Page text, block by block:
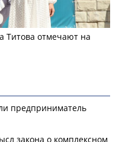
Титова отмечают на
предприниматель
закона о комплексном